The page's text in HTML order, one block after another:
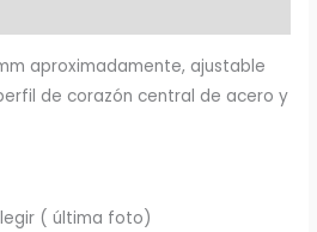
aproximadamente, ajustable
de corazón central de acero y
( última foto)